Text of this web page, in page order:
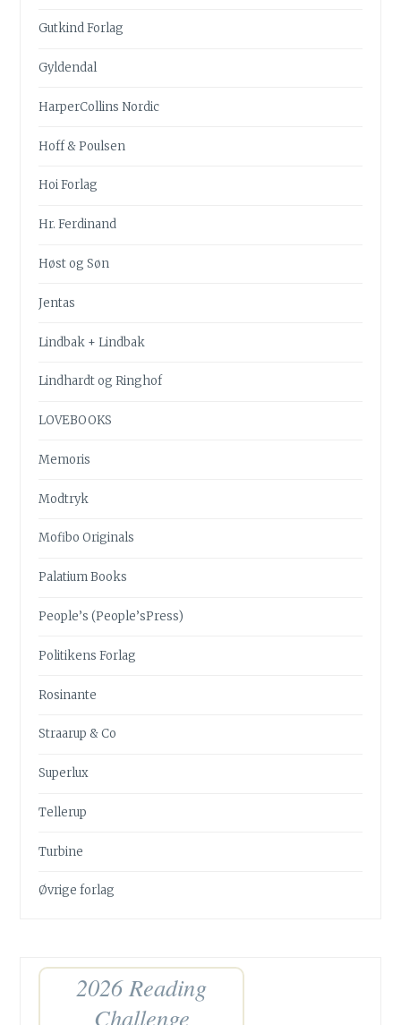
Gutkind Forlag
Gyldendal
HarperCollins Nordic
Hoff & Poulsen
Hoi Forlag
Hr. Ferdinand
Høst og Søn
Jentas
Lindbak + Lindbak
Lindhardt og Ringhof
LOVEBOOKS
Memoris
Modtryk
Mofibo Originals
Palatium Books
People’s (People’sPress)
Politikens Forlag
Rosinante
Straarup & Co
Superlux
Tellerup
Turbine
Øvrige forlag
2026 Reading
Challenge